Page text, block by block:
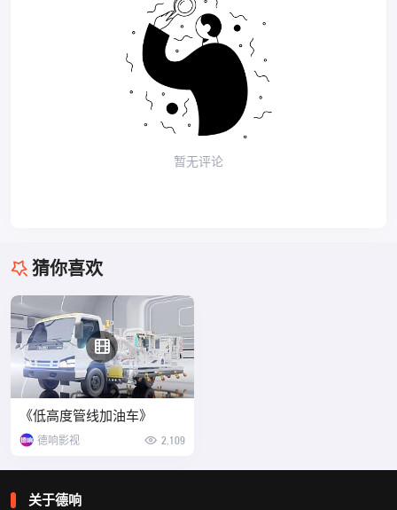
暂无评论
猜你喜欢
《低高度管线加油车》
德响影视 2,109
关于德响